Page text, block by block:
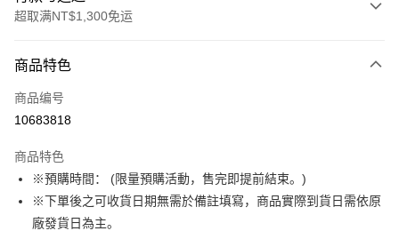
超取满NT$1,300免运
信用卡一次付款
超商取货付款
Apple Pay
悠遊付
商品特色
商品编号
10683818
商品特色
※預購時間： (限量預購活動，售完即提前結束。)
※下單後之可收貨日期無需於備註填寫，商品實際到貨日需依原
廠發貨日為主。